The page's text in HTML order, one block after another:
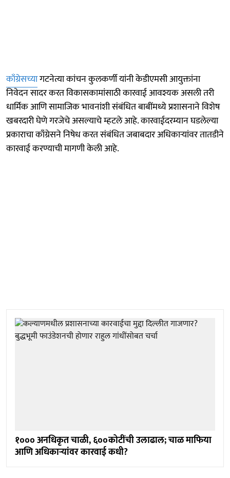
काँग्रेसच्यागटनेत्या कांचन कुलकर्णी यांनी केडीएमसी आयुक्तांना
निवेदन सादर करत विकासकामांसाठी कारवाई आवश्यक असली तरी
धार्मिक आणि सामाजिक भावनांशी संबंधित बाबींमध्ये प्रशासनाने विशेष
खबरदारी घेणे गरजेचे असल्याचे म्हटले आहे. कारवाईदरम्यान घडलेल्या
प्रकाराचा काँग्रेसने निषेध करत संबंधित जबाबदार अधिकाऱ्यांवर तातडीने
कारवाई करण्याची मागणी केली आहे.
१००० अनधिकृत चाळी, ६००कोटींची उलाढाल; चाळ माफिया
आणि अधिकाऱ्यांवर कारवाई कधी?